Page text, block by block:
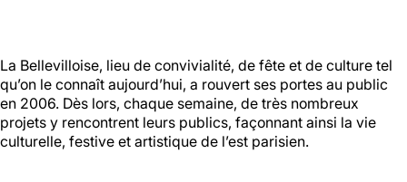
La Bellevilloise, lieu de convivialité, de fête et de culture tel
qu’on le connaît aujourd’hui, a rouvert ses portes au public
en 2006. Dès lors, chaque semaine, de très nombreux
projets y rencontrent leurs publics, façonnant ainsi la vie
culturelle, festive et artistique de l’est parisien.